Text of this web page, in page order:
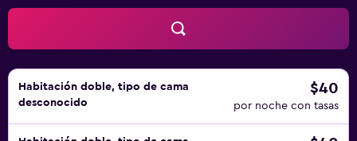
Habitación doble, tipo de cama
desconocido
$40
por noche con tasas